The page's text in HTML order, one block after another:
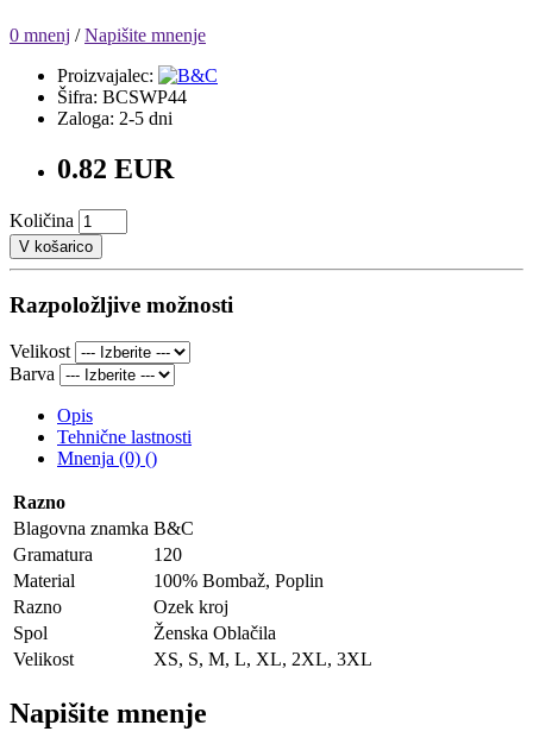
0 mnenj /Napišite mnenje
Proizvajalec:
Šifra: BCSWP44
Zaloga: 2-5 dni
0.82 EUR
Količina
V košarico
Razpoložljive možnosti
Velikost
Barva
Opis
Tehnične lastnosti
Mnenja (0) ()
Razno
Blagovna znamka B&C
Gramatura
120
Material
100% Bombaž, Poplin
Razno
Ozek kroj
Spol
Ženska Oblačila
Velikost
XS, S, M, L, XL, 2XL, 3XL
Napišite mnenje